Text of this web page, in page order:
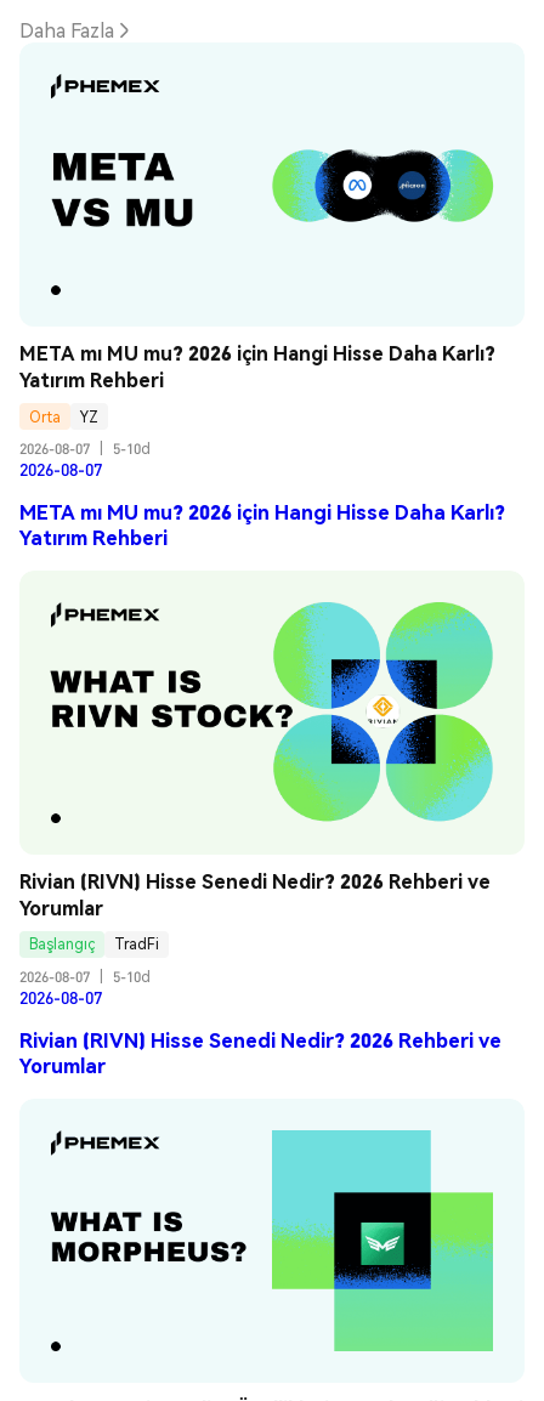
Daha Fazla
META mı MU mu? 2026 için Hangi Hisse Daha Karlı?
Yatırım Rehberi
Orta
YZ
2026-08-07
5-10d
2026-08-07
META mı MU mu? 2026 için Hangi Hisse Daha Karlı?
Yatırım Rehberi
Rivian (RIVN) Hisse Senedi Nedir? 2026 Rehberi ve
Yorumlar
Başlangıç
TradFi
2026-08-07
5-10d
2026-08-07
Rivian (RIVN) Hisse Senedi Nedir? 2026 Rehberi ve
Yorumlar